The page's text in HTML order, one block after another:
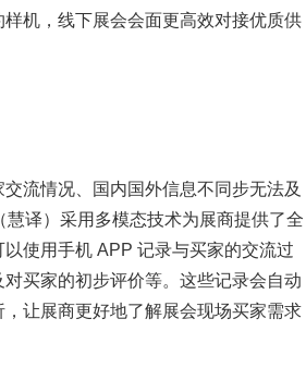
机，线下展会会面更高效对接优质供
流情况、国内国外信息不同步无法及
译）采用多模态技术为展商提供了全
使用手机 APP 记录与买家的交流过
买家的初步评价等。这些记录会自动
让展商更好地了解展会现场买家需求